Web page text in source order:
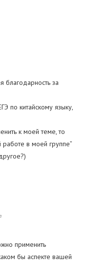
за
по китайскому языку,
к моей теме, то
в моей группе”
применить
бы аспекте вашей